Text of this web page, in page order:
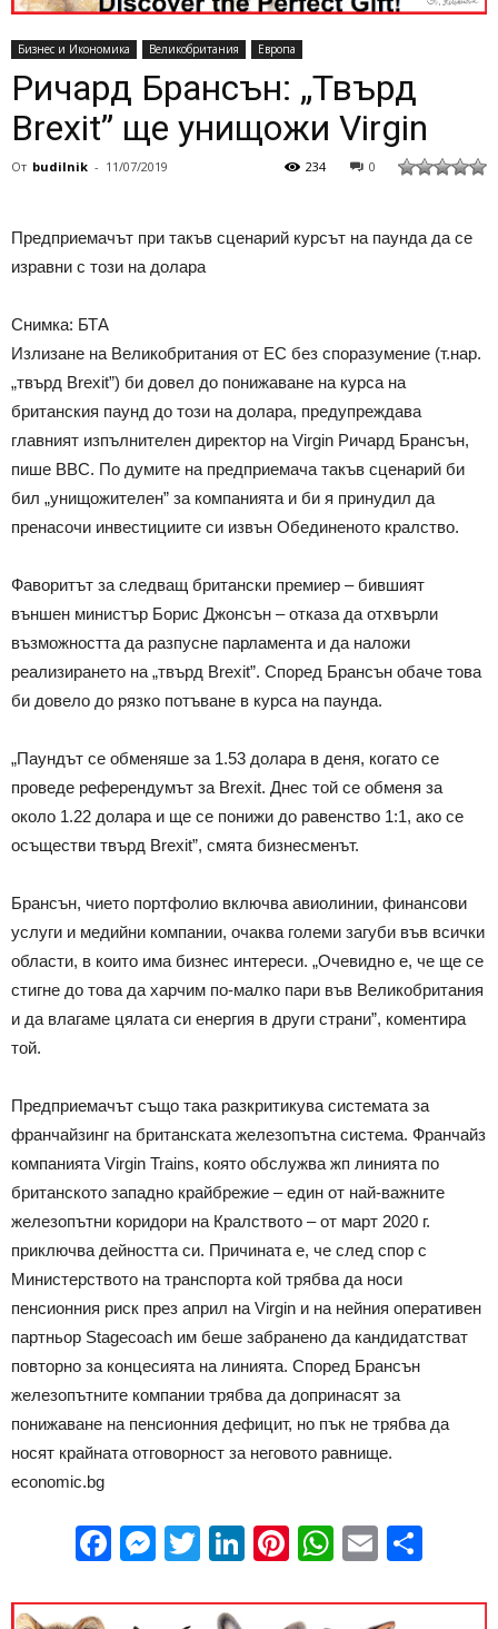
Бизнес и Икономика Великобритания Европа
Ричард Брансън: „Твърд
Brexit” ще унищожи Virgin
От budilnik - 11/07/2019 0
234
Предприемачът при такъв сценарий курсът на паунда да се
изравни с този на долара
Снимка: БТА
Излизане на Великобритания от ЕС без споразумение (т.нар.
„твърд Brexit”) би довел до понижаване на курса на
британския паунд до този на долара, предупреждава
главният изпълнителен директор на Virgin Ричард Брансън,
пише BBC. По думите на предприемача такъв сценарий би
бил „унищожителен” за компанията и би я принудил да
пренасочи инвестициите си извън Обединеното кралство.
Фаворитът за следващ британски премиер – бившият
външен министър Борис Джонсън – отказа да отхвърли
възможността да разпусне парламента и да наложи
реализирането на „твърд Brexit”. Според Брансън обаче това
би довело до рязко потъване в курса на паунда.
„Паундът се обменяше за 1.53 долара в деня, когато се
проведе референдумът за Brexit. Днес той се обменя за
около 1.22 долара и ще се понижи до равенство 1:1, ако се
осъществи твърд Brexit”, смята бизнесменът.
Брансън, чието портфолио включва авиолинии, финансови
услуги и медийни компании, очаква големи загуби във всички
области, в които има бизнес интереси. „Очевидно е, че ще се
стигне до това да харчим по-малко пари във Великобритания
и да влагаме цялата си енергия в други страни”, коментира
той.
Предприемачът също така разкритикува системата за
франчайзинг на британската железопътна система. Франчайз
компанията Virgin Trains, която обслужва жп линията по
британското западно крайбрежие – един от най-важните
железопътни коридори на Кралството – от март 2020 г.
приключва дейността си. Причината е, че след спор с
Министерството на транспорта кой трябва да носи
пенсионния риск през април на Virgin и на нейния оперативен
партньор Stagecoach им беше забранено да кандидатстват
повторно за концесията на линията. Според Брансън
железопътните компании трябва да допринасят за
понижаване на пенсионния дефицит, но пък не трябва да
носят крайната отговорност за неговото равнище.
economic.bg
Facebook
Messenger
Twitter
LinkedIn
Pinterest
WhatsApp
Email